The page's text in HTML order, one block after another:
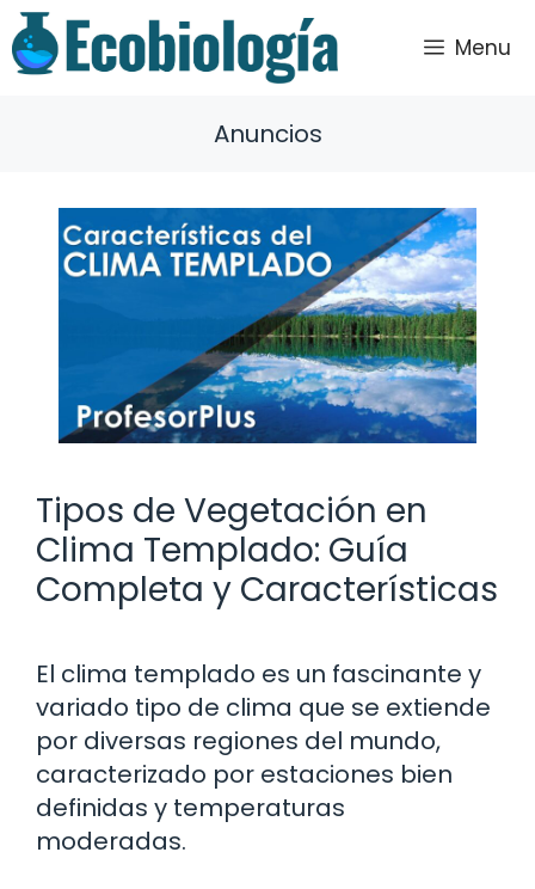
Saltar
al
contenido
Menu
Anuncios
Tipos de Vegetación en
Clima Templado: Guía
Completa y Características
El clima templado es un fascinante y
variado tipo de clima que se extiende
por diversas regiones del mundo,
caracterizado por estaciones bien
definidas y temperaturas
moderadas.